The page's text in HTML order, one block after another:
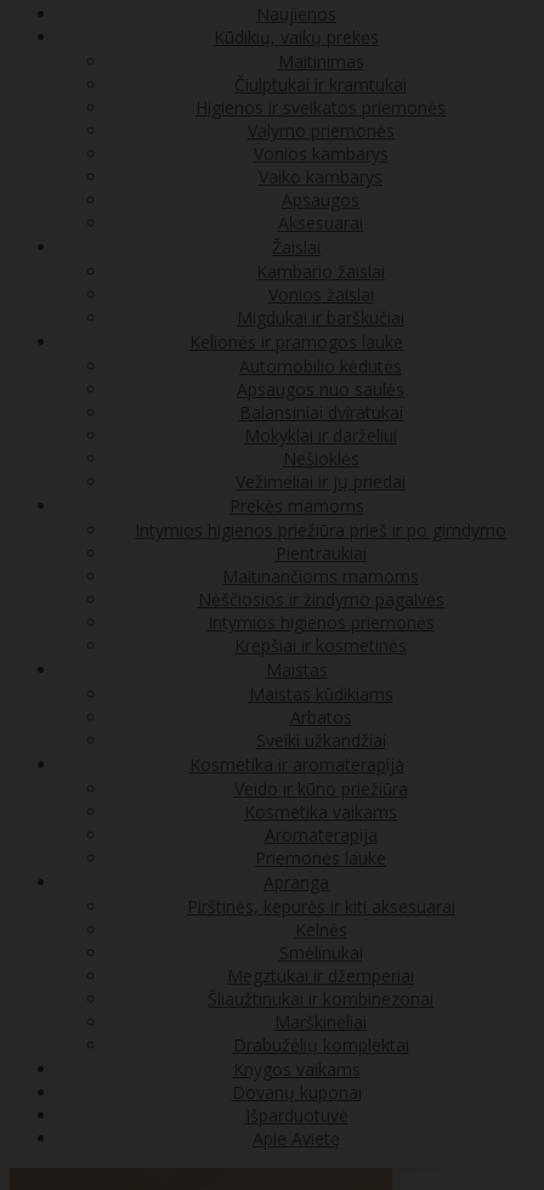
Naujienos
Kūdikių, vaikų prekės
Maitinimas
Čiulptukai ir kramtukai
Higienos ir sveikatos priemonės
Valymo priemonės
Vonios kambarys
Vaiko kambarys
Apsaugos
Aksesuarai
Žaislai
Kambario žaislai
Vonios žaislai
Migdukai ir barškučiai
Kelionės ir pramogos lauke
Automobilio kėdutės
Apsaugos nuo saulės
Balansiniai dviratukai
Mokyklai ir darželiui
Nešioklės
Vežimėliai ir jų priedai
Prekės mamoms
Intymios higienos priežiūra prieš ir po gimdymo
Pientraukiai
Maitinančioms mamoms
Nėščiosios ir žindymo pagalvės
Intymios higienos priemonės
Krepšiai ir kosmetinės
Maistas
Maistas kūdikiams
Arbatos
Sveiki užkandžiai
Kosmetika ir aromaterapija
Veido ir kūno priežiūra
Kosmetika vaikams
Aromaterapija
Priemonės lauke
Apranga
Pirštinės, kepurės ir kiti aksesuarai
Kelnės
Smėlinukai
Megztukai ir džemperiai
Šliaužtinukai ir kombinezonai
Marškinėliai
Drabužėlių komplektai
Knygos vaikams
Dovanų kuponai
Išparduotuvė
Apie Avietę